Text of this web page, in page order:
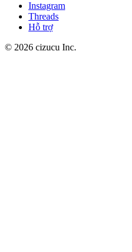
Instagram
Threads
Hỗ trợ
© 2026 cizucu Inc.